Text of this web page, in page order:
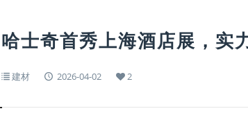
士奇首秀上海酒店展，实
建材 2026-04-02 2